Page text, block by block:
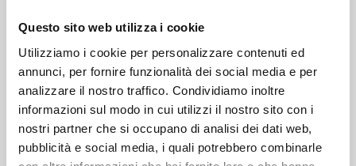
Questo sito web utilizza i cookie
Utilizziamo i cookie per personalizzare contenuti ed
annunci, per fornire funzionalità dei social media e per
analizzare il nostro traffico. Condividiamo inoltre
informazioni sul modo in cui utilizzi il nostro sito con i
nostri partner che si occupano di analisi dei dati web,
pubblicità e social media, i quali potrebbero combinarle